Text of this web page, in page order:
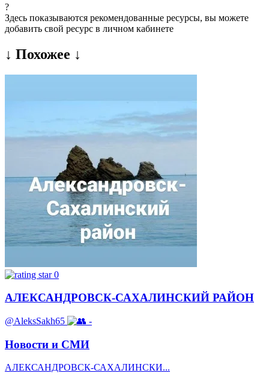
?
Здесь показываются рекомендованные ресурсы, вы можете
добавить свой ресурс в личном кабинете
↓ Похожее ↓
0
АЛЕКСАНДРОВСК-САХАЛИНСКИЙ РАЙОН
@AleksSakh65 -
Новости и СМИ
АЛЕКСАНДРОВСК-САХАЛИНСКИ...